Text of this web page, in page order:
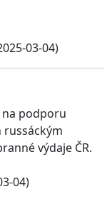
03-04)
podporu
russáckým
výdaje ČR.
04)